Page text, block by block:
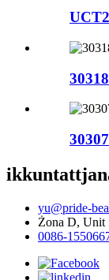
30318
30307
yu@pride-
Żona D, Unit
0086-